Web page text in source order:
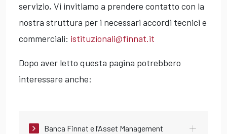
servizio, Vi invitiamo a prendere contatto con la
nostra struttura per i necessari accordi tecnici e
commerciali: istituzionali@finnat.it
Dopo aver letto questa pagina potrebbero
interessare anche:
Banca Finnat e l’Asset Management